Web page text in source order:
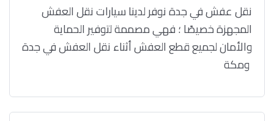
نقل عفش في جدة نوفر لدينا سيارات نقل العفش
المجهزة خصيصًا ؛ فهي مصممة لتوفير الحماية
والأمان لجميع قطع العفش أثناء نقل العفش في جدة